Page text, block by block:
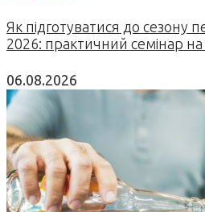
Як підготуватися до сезону
2026: практичний семінар на
06.08.2026